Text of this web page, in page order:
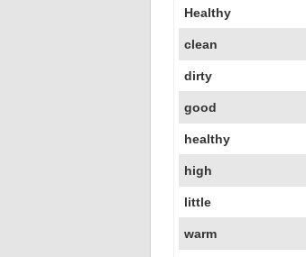
Healthy
clean
dirty
good
healthy
high
little
warm